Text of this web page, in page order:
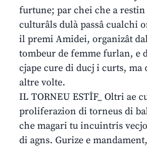
furtune; par chei che a
culturâls dulà passâ cualchi
il premi Amidei, organizât
tombeur de femme furlan, e
cjape cure di ducj i curts,
altre volte.
IL TORNEU ESTÎF_ Oltri ae
proliferazion di torneus di
che magari tu incuintris
di agns. Gurize e